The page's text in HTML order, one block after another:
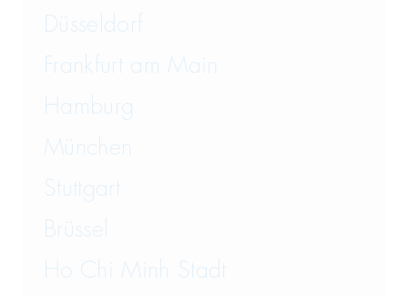
Düsseldorf
Frankfurt am Main
Hamburg
München
Stuttgart
Brüssel
Ho Chi Minh Stadt